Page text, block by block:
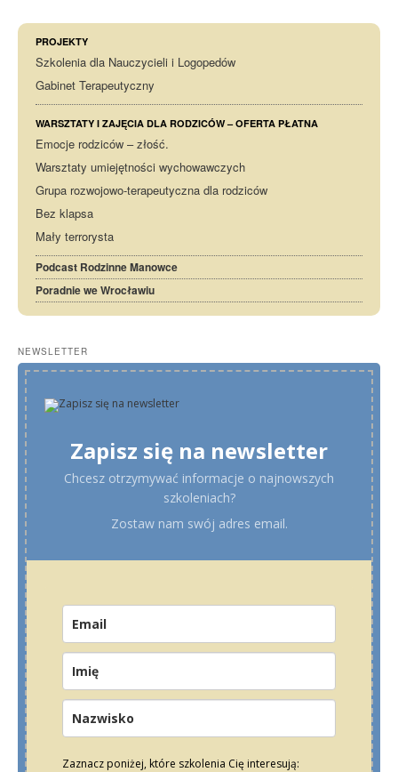
PROJEKTY
Szkolenia dla Nauczycieli i Logopedów
Gabinet Terapeutyczny
WARSZTATY I ZAJĘCIA DLA RODZICÓW – OFERTA PŁATNA
Emocje rodziców – złość.
Warsztaty umiejętności wychowawczych
Grupa rozwojowo-terapeutyczna dla rodziców
Bez klapsa
Mały terrorysta
Podcast Rodzinne Manowce
Poradnie we Wrocławiu
NEWSLETTER
Zapisz się na newsletter
Chcesz otrzymywać informacje o najnowszych
szkoleniach?
Zostaw nam swój adres email.
Zaznacz poniżej, które szkolenia Cię interesują: